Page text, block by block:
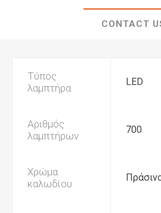
CONTACT
Τύπος
λαμπτήρα
LED
Αριθμός
λαμπτήρων
700
Χρώμα
καλωδίου